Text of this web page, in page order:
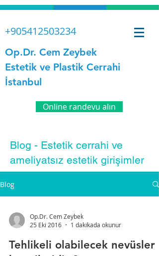
+905412503234
Op.Dr. Cem Zeybek
Estetik ve Plastik Cerrahi
İstanbul
Online randevu alın
Blog - Estetik cerrahi ve
ameliyatsız estetik girişimler
Blog
Op.Dr. Cem Zeybek
25 Eki 2016
1 dakikada okunur
Tehlikeli olabilecek nevüsler